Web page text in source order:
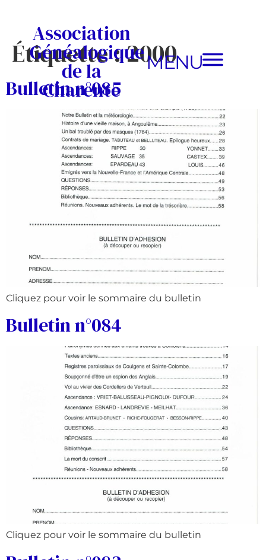
Association
Généalogique
de la
Charente
MENU
Étiquette :2000
Bulletin n°085
Cliquez pour voir le sommaire du bulletin
Bulletin n°084
Cliquez pour voir le sommaire du bulletin